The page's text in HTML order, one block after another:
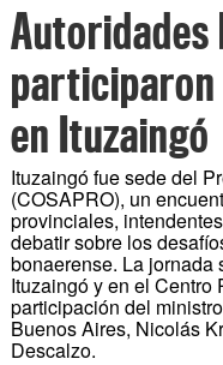
Autoridades
participaron
en Ituzaingó
Ituzaingó fue sede del
(COSAPRO), un
provinciales,
debatir sobre los
bonaerense. La jornada
Ituzaingó y en el
participación del
Buenos Aires, Nicolás
Descalzo.